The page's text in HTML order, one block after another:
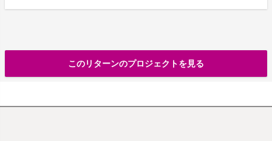
このリターンのプロジェクトを見る